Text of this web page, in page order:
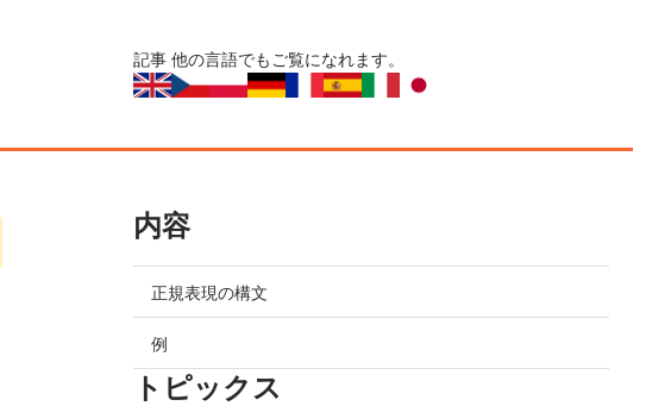
記事 他の言語でもご覧になれます。
内容
正規表現の構文
例
トピックス